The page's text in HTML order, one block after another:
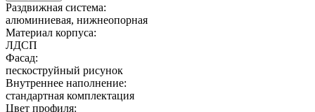
Раздвижная система:
алюминиевая, нижнеопорная
Материал корпуса:
ЛДСП
Фасад:
пескоструйный рисунок
Внутреннее наполнение:
стандартная комплектация
Цвет профиля: